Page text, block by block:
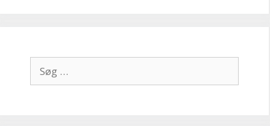
efter: